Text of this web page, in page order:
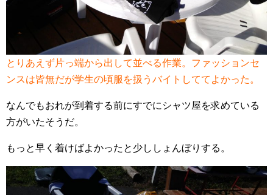
とりあえず片っ端から出して並べる作業。ファッションセ
ンスは皆無だが学生の頃服を扱うバイトしててよかった。
なんでもおれが到着する前にすでにシャツ屋を求めている
方がいたそうだ。
もっと早く着けばよかったと少ししょんぼりする。